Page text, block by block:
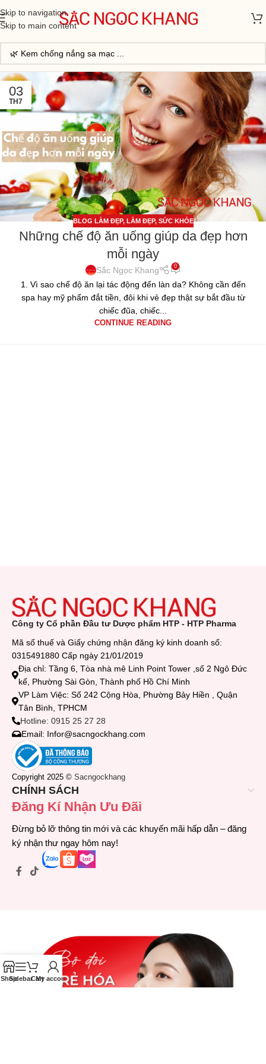
Skip to navigation
Skip to main content
03
TH7
BLOG LÀM ĐẸP, LÀM ĐẸP, SỨC KHỎE
Những chế độ ăn uống giúp da đẹp hơn
mỗi ngày
Sắc Ngọc Khang 0
1. Vì sao chế độ ăn lại tác động đến làn da? Không cần đến
spa hay mỹ phẩm đắt tiền, đôi khi vẻ đẹp thật sự bắt đầu từ
chiếc đũa, chiếc...
CONTINUE READING
Công ty Cổ phần Đầu tư Dược phẩm HTP - HTP Pharma
Mã số thuế và Giấy chứng nhận đăng ký kinh doanh số:
0315491880 Cấp ngày 21/01/2019
Địa chỉ: Tầng 6, Tòa nhà mê Linh Point Tower ,số 2 Ngô Đức
kế, Phường Sài Gòn, Thành phố Hồ Chí Minh
VP Làm Việc: Số 242 Cộng Hòa, Phường Bảy Hiền , Quận
Tân Bình, TPHCM
Hotline: 0915 25 27 28
Email: Infor@sacngockhang.com
Copyright 2025 © Sacngockhang
CHÍNH SÁCH
Đăng Kí Nhận Ưu Đãi
Đừng bỏ lỡ thông tin mới và các khuyến mãi hấp dẫn – đăng
ký nhận thư ngay hôm nay!
ShopSidebarCart
My account